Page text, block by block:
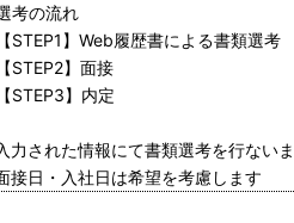
考の流れ
STEP1】Web履歴書による書類選考
STEP2】面接
STEP3】内定
力された情報にて書類選考を行ない
接日・入社日は希望を考慮します